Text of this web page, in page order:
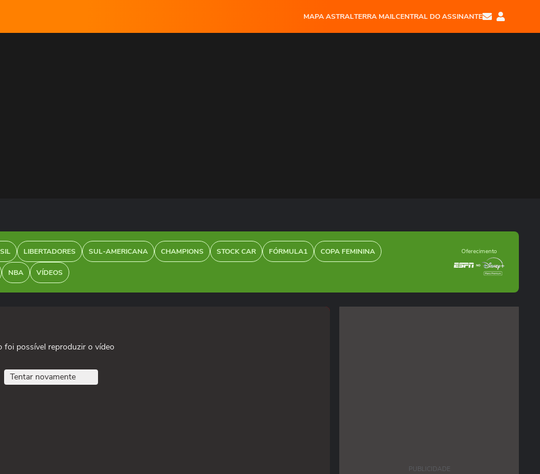
MAPA ASTRALTERRA MAILCENTRAL DO ASSINANTE
LIBERTADORES SUL-AMERICANA CHAMPIONS STOCK CAR FÓRMULA1 COPA FEMININA
NBA VÍDEOS
Oferecimento
foi possível reproduzir o vídeo
Tentar novamente
PUBLICIDADE